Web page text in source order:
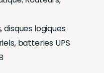
, disques logiques
batteries UPS